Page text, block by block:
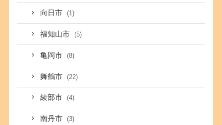
向日市 (1)
福知山市 (5)
亀岡市 (8)
舞鶴市 (22)
綾部市 (4)
南丹市 (3)